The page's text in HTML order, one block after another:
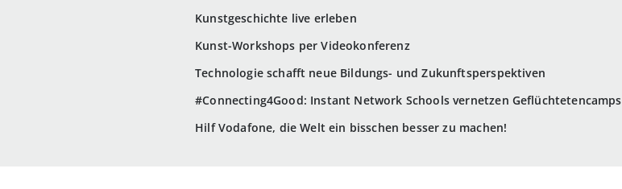
Kunstgeschichte live erleben
Kunst-Workshops per Videokonferenz
Technologie schafft neue Bildungs- und Zukunftsperspektiven
#Connecting4Good: Instant Network Schools vernetzen Geflüchtetencamps
Hilf Vodafone, die Welt ein bisschen besser zu machen!